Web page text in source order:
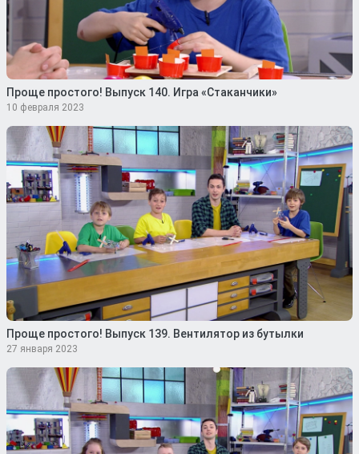
Проще простого! Выпуск 140. Игра «Стаканчики»
10 февраля 2023
Проще простого! Выпуск 139. Вентилятор из бутылки
27 января 2023